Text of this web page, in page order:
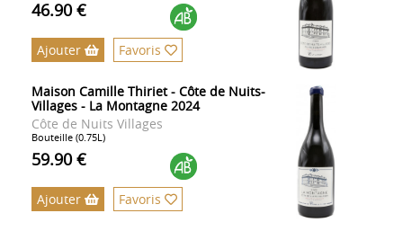
46.90 €
Ajouter Favoris
Maison Camille Thiriet - Côte de Nuits-
Villages - La Montagne 2024
Côte de Nuits Villages
Bouteille (0.75L)
59.90 €
Ajouter Favoris